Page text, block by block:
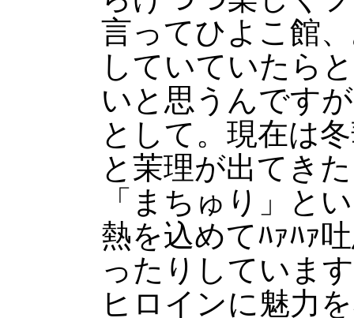
言ってひよこ館
していていたら
いと思うんです
として。現在は
と茉理が出てき
「まちゅり」と
熱を込めてﾊｧﾊｧ
ったりしていま
ヒロインに魅力